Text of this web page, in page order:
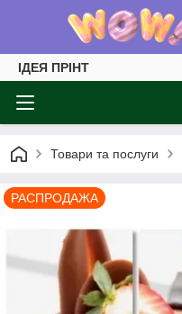
ІДЕЯ ПРІНТ
Товари та послуги
РАСПРОДАЖА